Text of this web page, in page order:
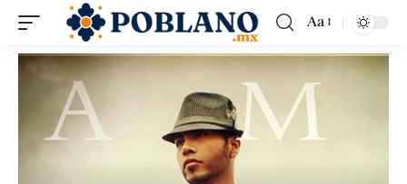
Aa